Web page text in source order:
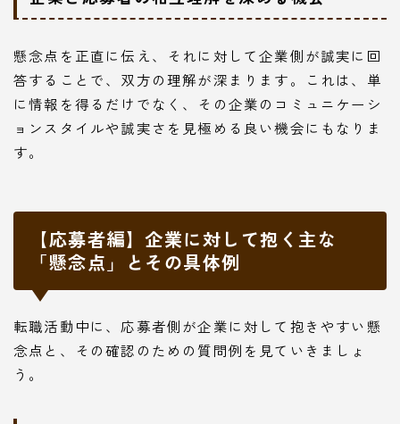
懸念点を正直に伝え、それに対して企業側が誠実に回
答することで、双方の理解が深まります。これは、単
に情報を得るだけでなく、その企業のコミュニケーシ
ョンスタイルや誠実さを見極める良い機会にもなりま
す。
【応募者編】企業に対して抱く主な
「懸念点」とその具体例
転職活動中に、応募者側が企業に対して抱きやすい懸
念点と、その確認のための質問例を見ていきましょ
う。